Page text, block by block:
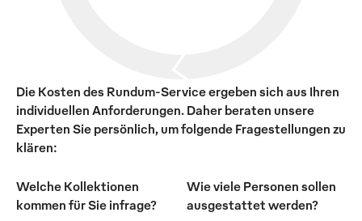
Die Kosten des Rundum-Service ergeben sich aus Ihren
individuellen Anforderungen. Daher beraten unsere
Experten Sie persönlich, um folgende Fragestellungen zu
klären:
Welche Kollektionen
kommen für Sie infrage?
Wie viele Personen sollen
ausgestattet werden?